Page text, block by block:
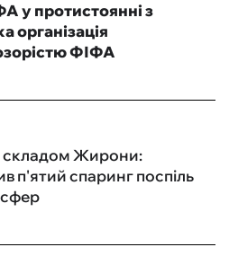
у протистоянні з
організація
ФІФА
складом Жирони:
п'ятий спаринг поспіль